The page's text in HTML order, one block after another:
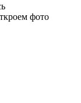
фото